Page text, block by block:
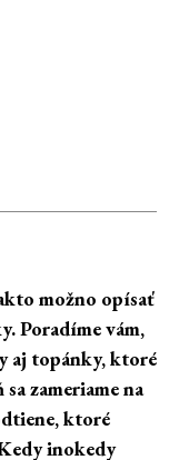
možno opísať
Poradíme vám,
aj topánky, ktoré
zameriame na
ktoré
inokedy